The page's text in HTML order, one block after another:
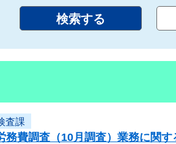
査課
務費調査（10月調査）業務に関